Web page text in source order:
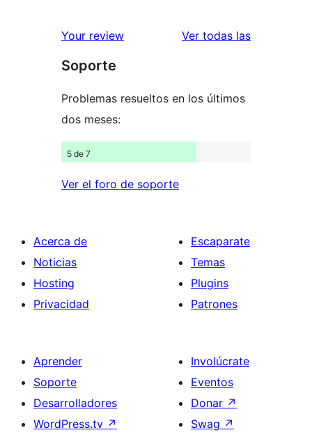
estrellas
de
estrellas
Your review Ver todas las
Soporte
Problemas resueltos en los últimos
dos meses:
5 de 7
Ver el foro de soporte
Acerca de
Noticias
Hosting
Privacidad
Escaparate
Temas
Plugins
Patrones
Aprender
Soporte
Desarrolladores
WordPress.tv ↗
Involúcrate
Eventos
Donar ↗
Swag ↗